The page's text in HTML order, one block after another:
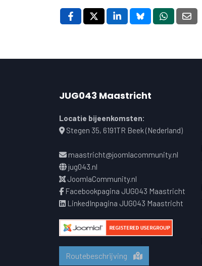
JUG043 Maastricht
Locatie bijeenkomsten:
Stegen 35, 6191TR Beek (Nederland)
maastricht@joomlacommunity.nl
jug043.nl
JoomlaCommunity.nl
Facebookpagina JUG043 Maastricht
LinkedInpagina JUG043 Maastricht
Routebeschrijving